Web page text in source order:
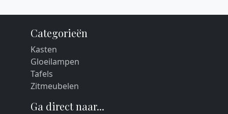
Categorieën
Kasten
Gloeilampen
Tafels
Zitmeubelen
Ga direct naar...